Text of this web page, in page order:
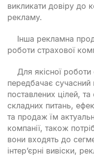
викликати довіру до
рекламу.
Інша рекламна
роботи страхової
Для якісної роботи
передбачає сучасний
поставлених цілей,
складних питань,
та продаж їм
компанії, також
вони входять до
інтер’єрні вивіски,